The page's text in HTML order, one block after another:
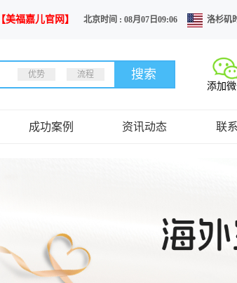
【美福嘉儿官网】 北京时间 : 08月07日09:06 洛杉矶
优势 流程
添加
成功案例 资讯动态 联